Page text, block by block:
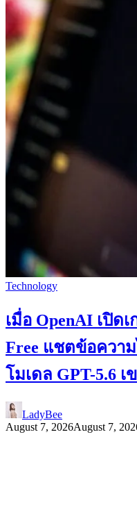
Technology
เมื่อ OpenAI เปิด
Free แชตข้อควา
โมเดล GPT-5.6
LadyBee
August 7, 2026August 7,